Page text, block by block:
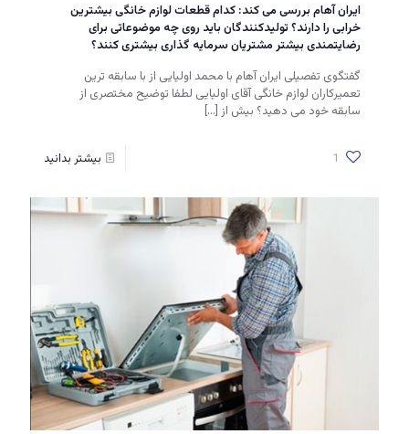
ایران آهام بررسی می کند: کدام قطعات لوازم خانگی بیشترین
خرابی را دارند؟ تولیدکنندگان باید روی چه موضوعاتی برای
رضایتمندی بیشتر مشتریان سرمایه گذاری بیشتری کنند؟
گفتگوی تفصیلی ایران آهام با محمد اولیایی از با سابقه ترین
تعمیرکاران لوازم خانگی آقای اولیایی لطفا توضیح مختصری از
سابقه خود می دهید؟ بیش از […]
1 بیشتر بدانید